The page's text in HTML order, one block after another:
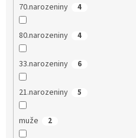
70.narozeniny 4
80.narozeniny 4
33.narozeniny 6
21.narozeniny 5
muže 2